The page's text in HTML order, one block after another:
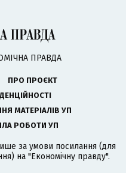
ПРАВДА
ПРО ПРОЄКТ
МАТЕРІАЛІВ УП
РОБОТИ УП
за умови посилання (для
на "Економічну правду".